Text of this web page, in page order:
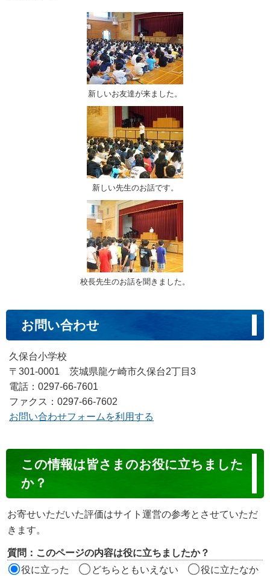
新しいお友達が来ました。
新しい先生のお話です。
校長先生のお話を聞きました。
お問い合わせ
久保台小学校
〒301-0001 茨城県龍ケ崎市久保台2丁目3
電話：0297-66-7601
ファクス：0297-66-7602
お問い合わせフォームを利用する
ン
ン
ツ
評
価
この情報は皆さまのお役に立ちました
か？
お寄せいただいた評価はサイト運営の参考とさせていただ
きます。
質問：このページの内容は役に立ちましたか？
役に立った
どちらともいえない
役に立たなか